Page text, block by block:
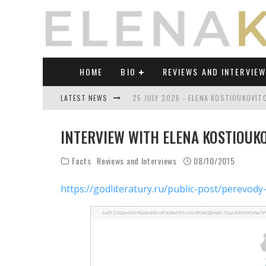
HOME BIO REVIEWS AND
LATEST NEWS 25 JULY 2026 - ELENA
21 JULY 2026 - REVIEW OF
21 JUNE 2026 - REVIEW OF
30 JULY 2026 - ELENA
INTERVIEW WITH ELENA
Facts Reviews and Interviews 08/10/2015
https://godliteratury.ru/public-post/